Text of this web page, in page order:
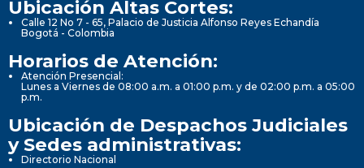
Ubicación Altas Cortes:
Calle 12 No 7 - 65, Palacio de Justicia Alfonso Reyes Echandía
Bogotá - Colombia
Horarios de Atención:
Atención Presencial:
Lunes a Viernes de 08:00 a.m. a 01:00 p.m. y de 02:00 p.m. a 05:00
p.m.
Ubicación de Despachos Judiciales
y Sedes administrativas:
Directorio Nacional